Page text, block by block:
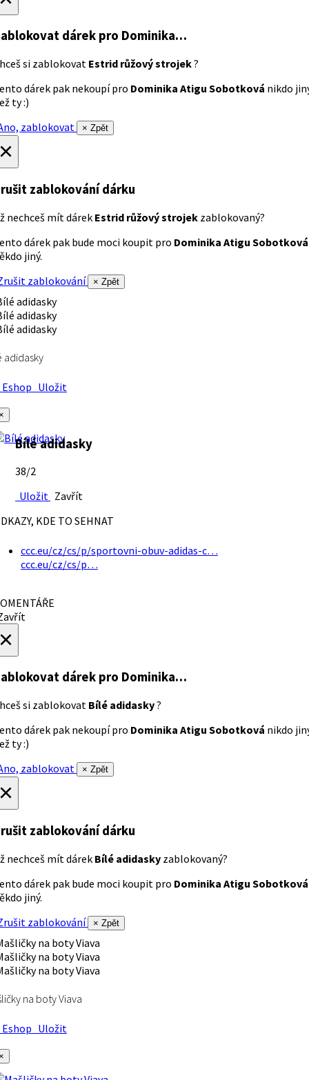
dárek pro Dominika…
si zablokovat Estrid růžový strojek?
dárek pak nekoupí pro Dominika Atigu Sobotková nikdo
ty :)
zablokovat
× Zpět
zablokování dárku
nechceš mít dárek Estrid růžový strojek zablokovaný?
dárek pak bude moci koupit pro Dominika Atigu Sobotková
jiný.
zablokování
× Zpět
adidasky
Uložit
Bílé adidasky
38/2
Uložit Zavřít
KDE TO SEHNAT
ccc.eu/cz/cs/p/sportovni-obuv-adidas-c…
ccc.eu/cz/cs/p…
dárek pro Dominika…
si zablokovat Bílé adidasky?
dárek pak nekoupí pro Dominika Atigu Sobotková nikdo
ty :)
zablokovat
× Zpět
zablokování dárku
nechceš mít dárek Bílé adidasky zablokovaný?
dárek pak bude moci koupit pro Dominika Atigu Sobotková
jiný.
zablokování
× Zpět
na boty Viava
Uložit